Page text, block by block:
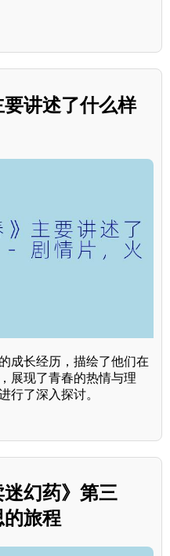
讲述了什么样
成长经历，描绘了他们在
展现了青春的热情与理
行了深入探讨。
幻药》第三
旅程